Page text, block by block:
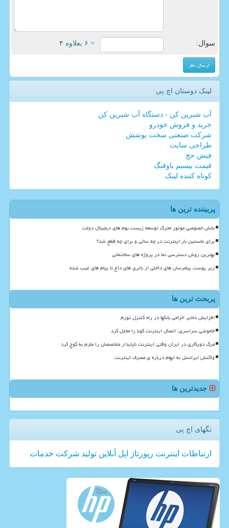
سوال: = ۶ بعلاوه ۴
لینک دوستان اچ پی
آب شیرین کن - دستگاه آب شیرین کن
خرید و فروش خودرو
شرکت صنعتی سخت پوشش
طراحی سایت
فیش حج
قیمت بیسیم باوفنگ
کوتاه کننده لینک
پربیننده ترین ها
بخش خصوصی موتور محرک توسعه زیست بوم های دیجیتال دولت
برای نخستین بار اینترنت در چه سالی و برای چه قطع شد؟
بهترین روش دسترسی نما در پروژه های ساختمانی
زیر پوست پیامرسان های داخلی از باتری های داغ تا پیام های غیب شده
پربحث ترین ها
افزایش ذخایر الزامی بانکها در راه کنترل تورم
خاموشی سراسری، اتصال اینترنت کوبا را مختل کرد
مرگ دورکاری در ایران وقتی اینترنت ناپایدار متخصصان را ملزم به کوچ کرد
واکنش ایرانسل به ابهام درباره ی مصرف اینترنت
جدیدترین ها
تگهای اچ پی
ارتباطات اینترنت رپورتاژ اپل آنلاین تولید شركت خدمات